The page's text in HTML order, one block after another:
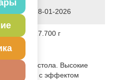
28-01-2026
17.700 г
стола. Высокие
покрытием с эффектом